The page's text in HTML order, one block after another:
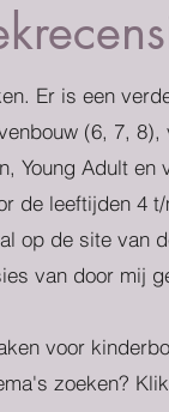
Er is een
(6, 7,
Young Adult en
de leeftijden 4
op de site van
van door mij
voor
zoeken?